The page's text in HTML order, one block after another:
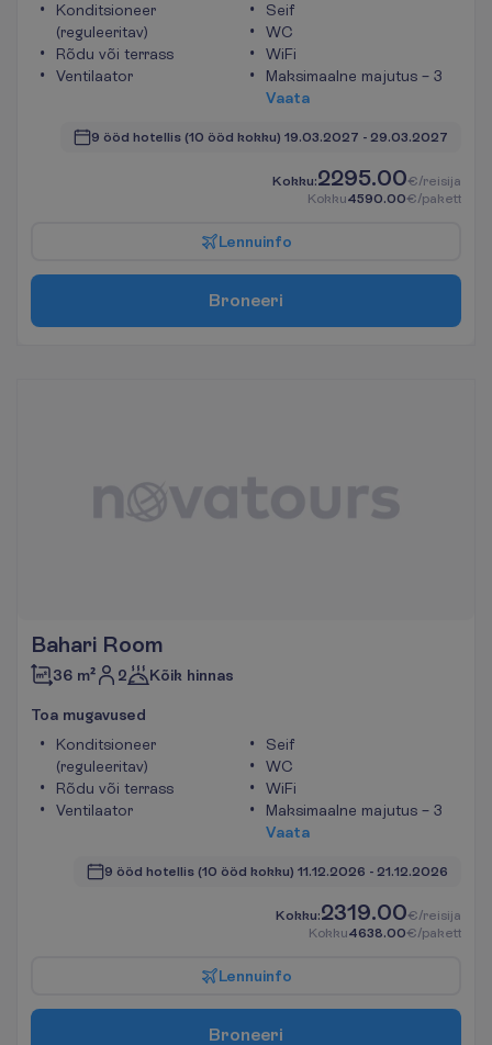
Konditsioneer
(reguleeritav)
Rõdu või terrass
Ventilaator
Seif
WC
WiFi
Maksimaalne majutus – 3
Vaata
9 ööd hotellis (10 ööd kokku) 19.03.2027 - 29.03.2027
Kokku:2295.00€/reisija
Kokku4590.00€/pakett
Lennuinfo
Broneeri
Bahari Room
36 m² 2 Kõik hinnas
Toa mugavused
Konditsioneer
(reguleeritav)
Rõdu või terrass
Ventilaator
Seif
WC
WiFi
Maksimaalne majutus – 3
Vaata
9 ööd hotellis (10 ööd kokku) 11.12.2026 - 21.12.2026
Kokku:2319.00€/reisija
Kokku4638.00€/pakett
Lennuinfo
Broneeri